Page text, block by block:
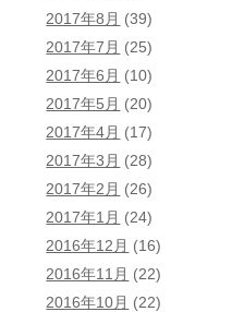
2017年8月 (39)
2017年7月 (25)
2017年6月 (10)
2017年5月 (20)
2017年4月 (17)
2017年3月 (28)
2017年2月 (26)
2017年1月 (24)
2016年12月 (16)
2016年11月 (22)
2016年10月 (22)